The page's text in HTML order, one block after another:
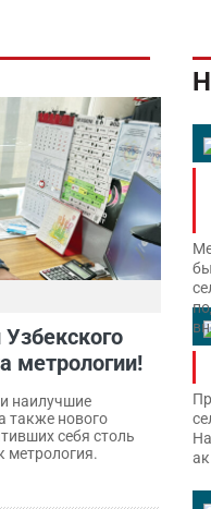
метрологии!
наилучшие
также нового
себя столь
метрология.